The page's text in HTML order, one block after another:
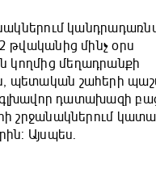
թվականից մինչ օրս
մեղադրանքի
պետական շահերի
գլխավոր դատախազի
շրջանակներում
Այսպես.